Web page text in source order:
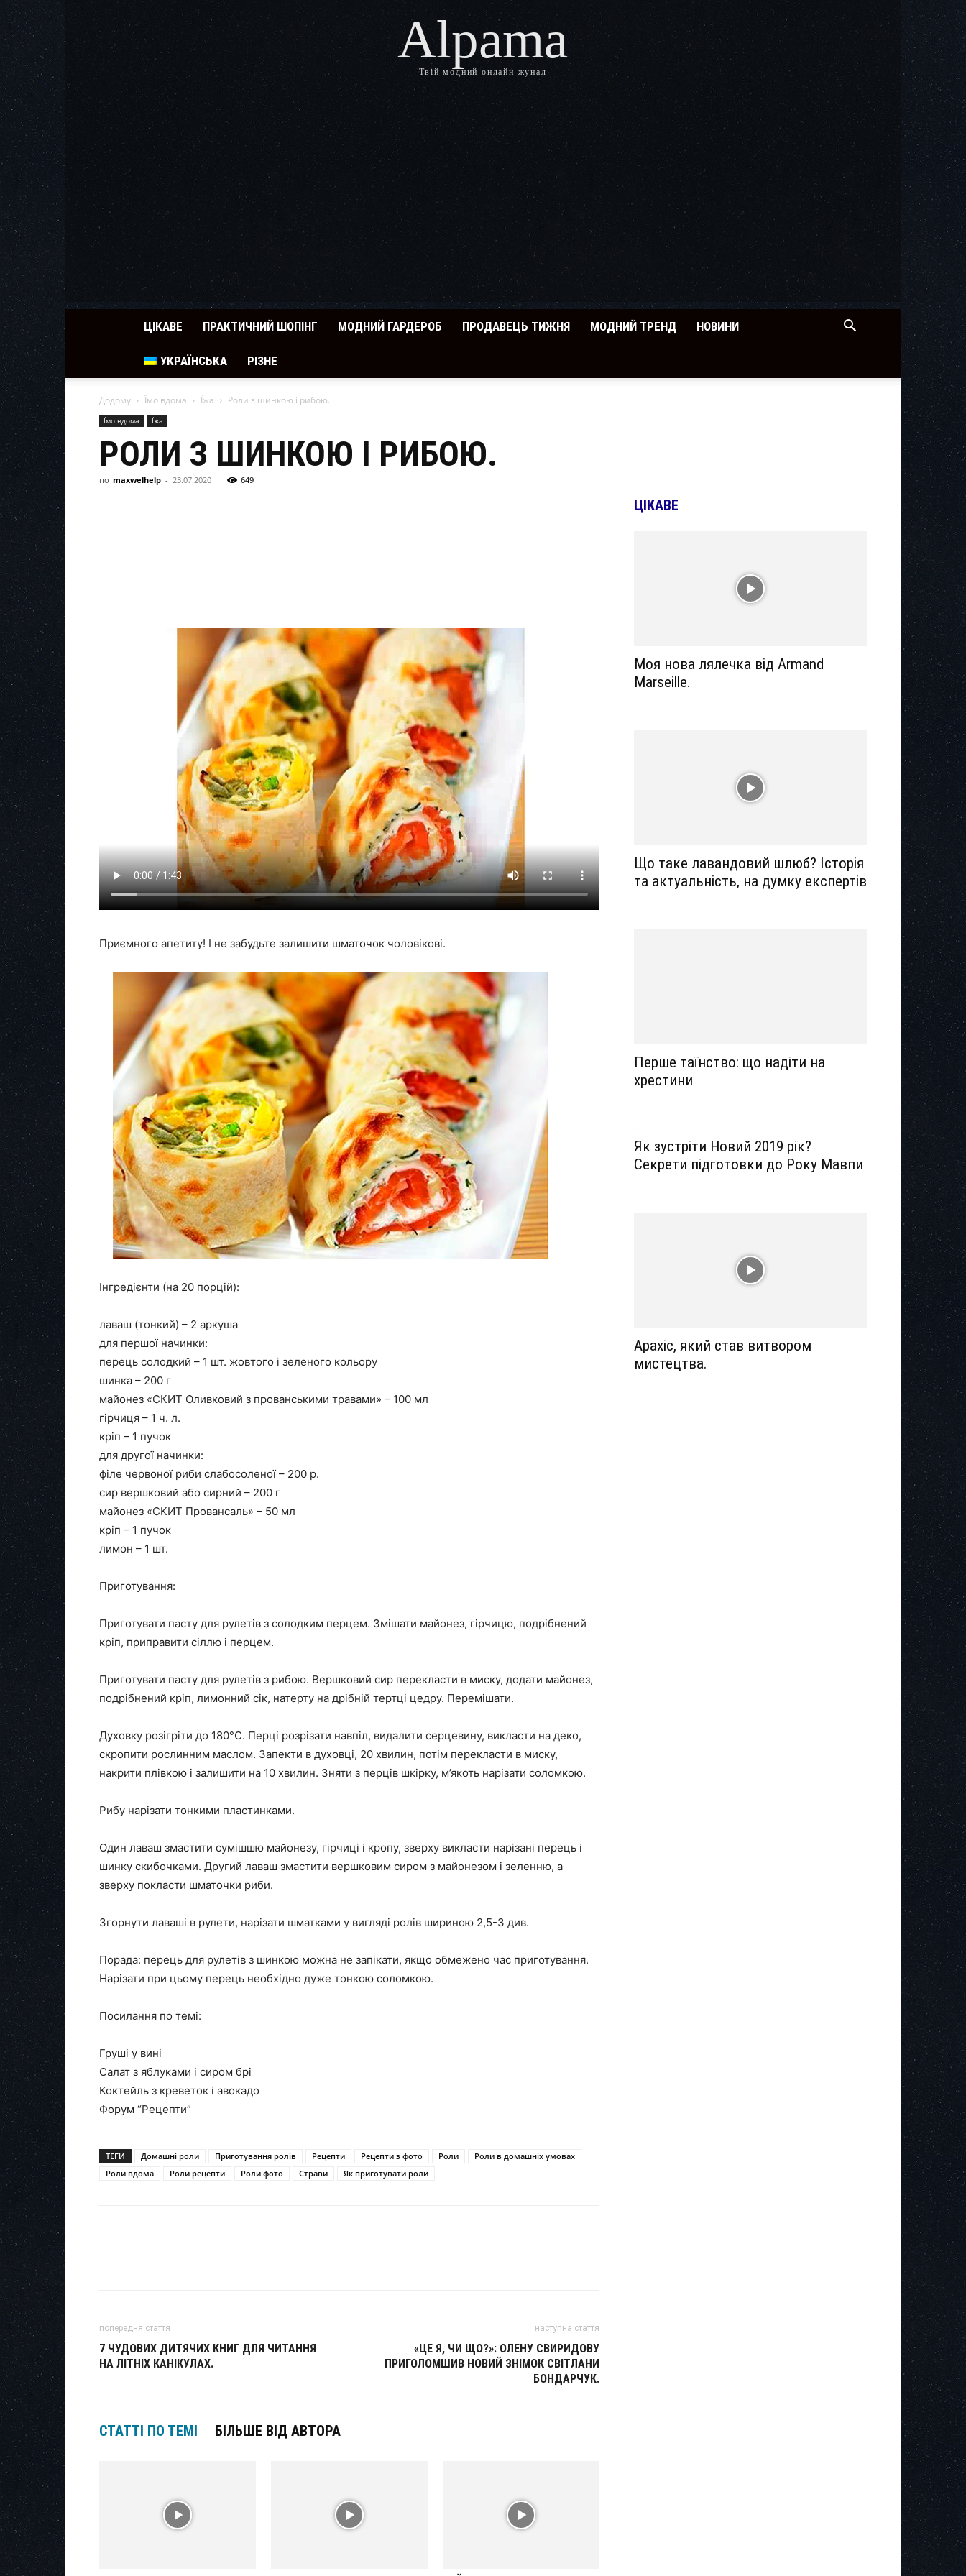
Alpama
Твій модний онлайн жунал
ЦІКАВЕ ПРАКТИЧНИЙ ШОПІНГ МОДНИЙ ГАРДЕРОБ ПРОДАВЕЦЬ ТИЖНЯ МОДНИЙ ТРЕНД НОВИНИ
УКРАЇНСЬКА РІЗНЕ
Додому Їмо вдома Їжа Роли з шинкою і рибою.
Їмо вдома Їжа
РОЛИ З ШИНКОЮ І РИБОЮ.
по maxwelhelp - 23.07.2020 649
Приємного апетиту! І не забудьте залишити шматочок чоловікові.
Інгредієнти (на 20 порцій):
лаваш (тонкий) – 2 аркуша
для першої начинки:
перець солодкий – 1 шт. жовтого і зеленого кольору
шинка – 200 г
майонез «СКИТ Оливковий з прованськими травами» – 100 мл
гірчиця – 1 ч. л.
кріп – 1 пучок
для другої начинки:
філе червоної риби слабосоленої – 200 р.
сир вершковий або сирний – 200 г
майонез «СКИТ Провансаль» – 50 мл
кріп – 1 пучок
лимон – 1 шт.
Приготування:
Приготувати пасту для рулетів з солодким перцем. Змішати майонез, гірчицю, подрібнений
кріп, приправити сіллю і перцем.
Приготувати пасту для рулетів з рибою. Вершковий сир перекласти в миску, додати майонез,
подрібнений кріп, лимонний сік, натерту на дрібній тертці цедру. Перемішати.
Духовку розігріти до 180°С. Перці розрізати навпіл, видалити серцевину, викласти на деко,
скропити рослинним маслом. Запекти в духовці, 20 хвилин, потім перекласти в миску,
накрити плівкою і залишити на 10 хвилин. Зняти з перців шкірку, м’якоть нарізати соломкою.
Рибу нарізати тонкими пластинками.
Один лаваш змастити сумішшю майонезу, гірчиці і кропу, зверху викласти нарізані перець і
шинку скибочками. Другий лаваш змастити вершковим сиром з майонезом і зеленню, а
зверху покласти шматочки риби.
Згорнути лаваші в рулети, нарізати шматками у вигляді ролів шириною 2,5-3 див.
Порада: перець для рулетів з шинкою можна не запікати, якщо обмежено час приготування.
Нарізати при цьому перець необхідно дуже тонкою соломкою.
Посилання по темі:
Груші у вині
Салат з яблуками і сиром брі
Коктейль з креветок і авокадо
Форум “Рецепти”
ТЕГИ Домашні роли Приготування ролів Рецепти Рецепти з фото Роли
Роли в домашніх умовах
Роли вдома
Роли рецепти Роли фото Страви Як приготувати роли
попередня стаття
7 ЧУДОВИХ ДИТЯЧИХ КНИГ ДЛЯ ЧИТАННЯ
НА ЛІТНІХ КАНІКУЛАХ.
наступна стаття
«ЦЕ Я, ЧИ ЩО?»: ОЛЕНУ СВИРИДОВУ
ПРИГОЛОМШИВ НОВИЙ ЗНІМОК СВІТЛАНИ
БОНДАРЧУК.
СТАТТІ ПО ТЕМІ БІЛЬШЕ ВІД АВТОРА
ЦІКАВЕ
Моя нова лялечка від Armand
Marseille.
Що таке лавандовий шлюб? Історія
та актуальність, на думку експертів
Перше таїнство: що надіти на
хрестини
Як зустріти Новий 2019 рік?
Секрети підготовки до Року Мавпи
Арахіс, який став витвором
мистецтва.